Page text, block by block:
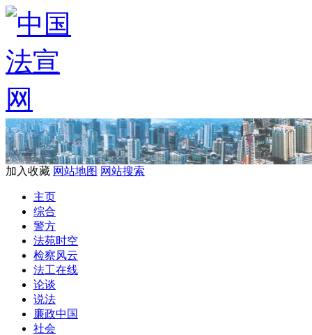
加入收藏 网站地图 网站搜索
主页
综合
警方
法苑时空
检察风云
法工在线
论谈
说法
廉政中国
社会